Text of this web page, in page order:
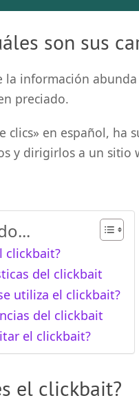
son sus
información abunda
preciado.
clics» en español, ha
y dirigirlos a un sitio
clickbait?
del clickbait
utiliza el clickbait?
del clickbait
el clickbait?
el clickbait?